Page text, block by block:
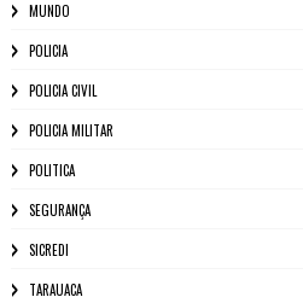
MUNDO
POLICIA
POLICIA CIVIL
POLICIA MILITAR
POLITICA
SEGURANÇA
SICREDI
TARAUACA